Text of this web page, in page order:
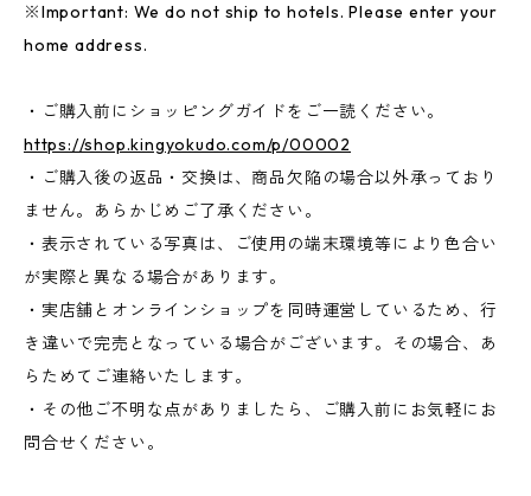
※Important: We do not ship to hotels. Please enter your
home address.
・ご購入前にショッピングガイドをご一読ください。
https://shop.kingyokudo.com/p/00002
・ご購入後の返品・交換は、商品欠陥の場合以外承っており
ません。あらかじめご了承ください。
・表示されている写真は、ご使用の端末環境等により色合い
が実際と異なる場合があります。
・実店舗とオンラインショップを同時運営しているため、行
き違いで完売となっている場合がございます。その場合、あ
らためてご連絡いたします。
・その他ご不明な点がありましたら、ご購入前にお気軽にお
問合せください。